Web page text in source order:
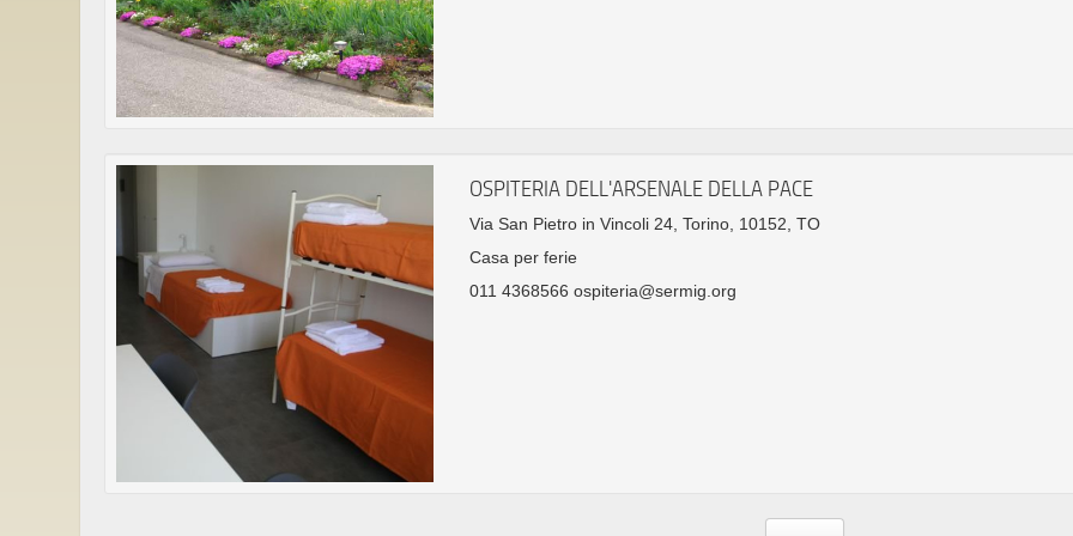
OSPITERIA DELL'ARSENALE DELLA PACE
Via San Pietro in Vincoli 24, Torino, 10152, TO
Casa per ferie
011 4368566 ospiteria@sermig.org